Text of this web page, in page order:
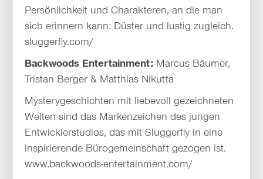
Persönlichkeit und Charakteren, an die man
sich erinnern kann: Düster und lustig zugleich.
sluggerfly.com/
Backwoods Entertainment: Marcus Bäumer,
Tristan Berger & Matthias Nikutta
Mysterygeschichten mit liebevoll gezeichneten
Welten sind das Markenzeichen des jungen
Entwicklerstudios, das mit Sluggerfly in eine
inspirierende Bürogemeinschaft gezogen ist.
www.backwoods-entertainment.com/